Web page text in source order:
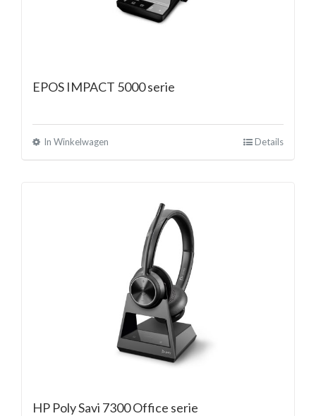
EPOS IMPACT 5000 serie
In Winkelwagen Details
HP Poly Savi 7300 Office serie